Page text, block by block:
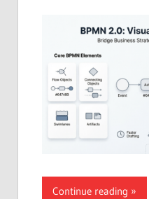
Continue reading